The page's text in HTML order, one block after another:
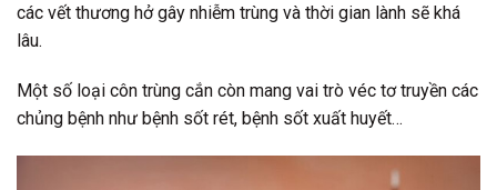
các vết thương hở gây nhiễm trùng và thời gian lành sẽ khá
lâu.
Một số loại côn trùng cắn còn mang vai trò véc tơ truyền các
chủng bệnh như bệnh sốt rét, bệnh sốt xuất huyết…